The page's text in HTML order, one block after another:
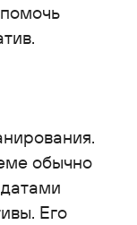
обычно
Его